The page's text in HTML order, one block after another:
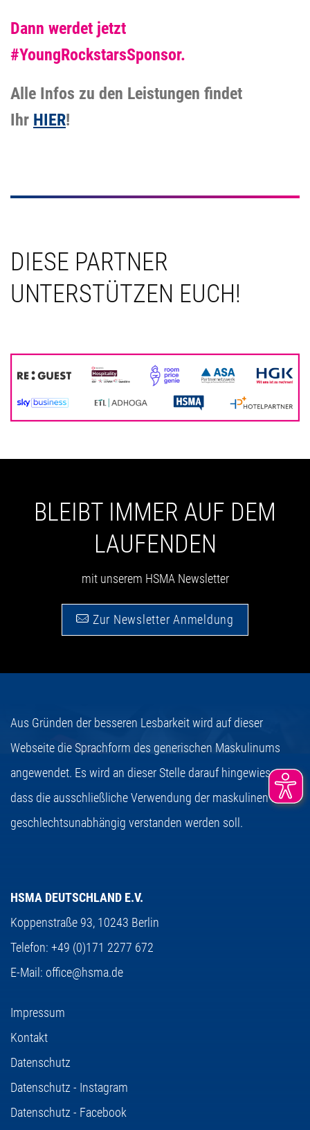
Dann werdet jetzt
#YoungRockstarsSponsor.
Alle Infos zu den Leistungen findet
Ihr HIER!
DIESE PARTNER
UNTERSTÜTZEN EUCH!
BLEIBT IMMER AUF DEM
LAUFENDEN
mit unserem HSMA Newsletter
Zur Newsletter Anmeldung
Aus Gründen der besseren Lesbarkeit wird auf dieser
Webseite die Sprachform des generischen Maskulinums
angewendet. Es wird an dieser Stelle darauf hingewiesen,
dass die ausschließliche Verwendung der maskulinen Form
geschlechtsunabhängig verstanden werden soll.
HSMA DEUTSCHLAND E.V.
Koppenstraße 93, 10243 Berlin
Telefon: +49 (0)171 2277 672
E-Mail: office@hsma.de
Impressum
Kontakt
Datenschutz
Datenschutz - Instagram
Datenschutz - Facebook